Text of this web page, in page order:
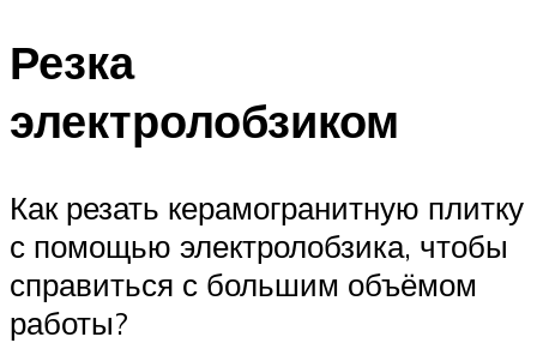
Резка
электролобзиком
Как резать керамогранитную плитку
с помощью электролобзика, чтобы
справиться с большим объёмом
работы?